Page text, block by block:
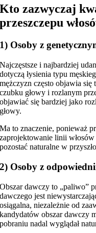
Kto zazwyczaj
przeszczepu
1) Osoby z
Najczęstsze i najbardziej
dotyczą łysienia typu
mężczyzn często objawia się
czubku głowy i rozlanym
objawiać się bardziej jako
głowy.
Ma to znaczenie, ponieważ
zaprojektowanie linii
pozostać naturalne w
2) Osoby z
Obszar dawczy to „paliwo”
dawczego jest
osiągalna, niezależnie od
kandydatów obszar dawczy
pobraniu nadal wyglądał